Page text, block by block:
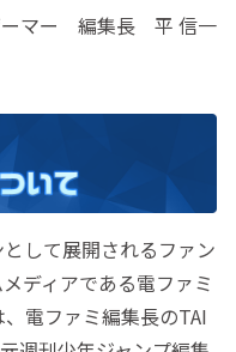
ーマー 編集長 平 信一
して展開されるファン
ディアである電ファミ
電ファミ編集長のTAI